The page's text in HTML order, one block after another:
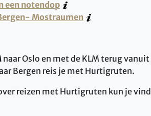
een notendop
Mostraumen
naar Oslo en met de KLM terug
Bergen reis je met Hurtigruten.
reizen met Hurtigruten kun je